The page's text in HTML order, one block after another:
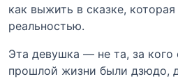
как выжить в сказке, которая
реальностью.
Эта девушка — не та, за кого
прошлой жизни были дзюдо,